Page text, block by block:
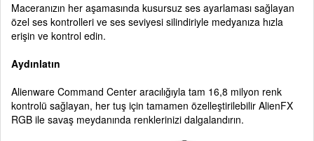
Maceranızın her aşamasında kusursuz ses ayarlaması sağlayan
özel ses kontrolleri ve ses seviyesi silindiriyle medyanıza hızla
erişin ve kontrol edin.
Aydınlatın
Alienware Command Center aracılığıyla tam 16,8 milyon renk
kontrolü sağlayan, her tuş için tamamen özelleştirilebilir AlienFX
RGB ile savaş meydanında renklerinizi dalgalandırın.